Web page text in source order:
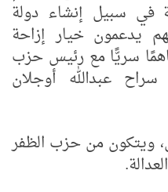
في سبيل إنشاء دولة
يدعمون خيار إزاحة
سريًّا مع رئيس حزب
عبدالله أوجلان
ويتكون من حزب الظفر